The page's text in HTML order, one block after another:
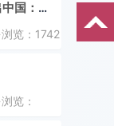
微软Teams免费版退出中国：巨头的减法，本土的乘法
浏览：1742
浏览：